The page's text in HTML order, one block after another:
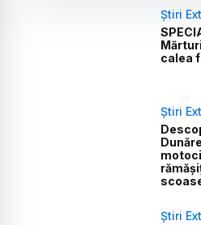
Știri
calea
Știri
Știri